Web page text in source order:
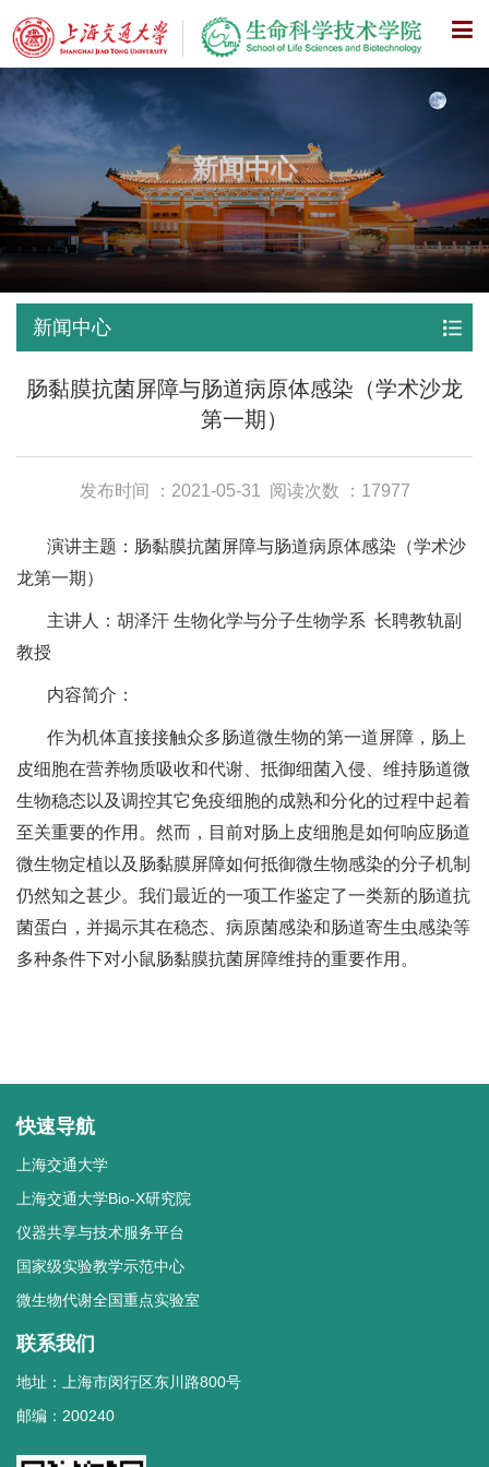
X
新闻中心
新闻中心
肠黏膜抗菌屏障与肠道病原体感染（学术沙龙
第一期）
发布时间 ：2021-05-31 阅读次数 ：17977
演讲主题：肠黏膜抗菌屏障与肠道病原体感染（学术沙
龙第一期）
主讲人：胡泽汗 生物化学与分子生物学系 长聘教轨副
教授
内容简介：
作为机体直接接触众多肠道微生物的第一道屏障，肠上
皮细胞在营养物质吸收和代谢、抵御细菌入侵、维持肠道微
生物稳态以及调控其它免疫细胞的成熟和分化的过程中起着
至关重要的作用。然而，目前对肠上皮细胞是如何响应肠道
微生物定植以及肠黏膜屏障如何抵御微生物感染的分子机制
仍然知之甚少。我们最近的一项工作鉴定了一类新的肠道抗
菌蛋白，并揭示其在稳态、病原菌感染和肠道寄生虫感染等
多种条件下对小鼠肠黏膜抗菌屏障维持的重要作用。
快速导航
上海交通大学
上海交通大学Bio-X研究院
仪器共享与技术服务平台
国家级实验教学示范中心
微生物代谢全国重点实验室
联系我们
地址：上海市闵行区东川路800号
邮编：200240